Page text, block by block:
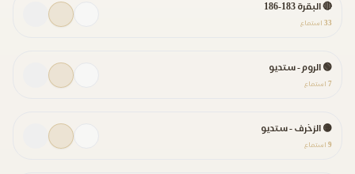
🔴 البقرة 183-186
33 استماع
🟢 الروم - ستديو
7 استماع
🟡 الزخرف - ستديو
9 استماع